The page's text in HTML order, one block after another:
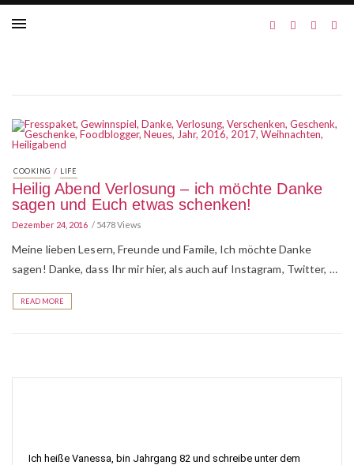
COOKING / LIFE
Heilig Abend Verlosung – ich möchte Danke
sagen und Euch etwas schenken!
Dezember 24, 2016 5478 Views
Meine lieben Lesern, Freunde und Famile, Ich möchte Danke
sagen! Danke, dass Ihr mir hier, als auch auf Instagram, Twitter, …
READ MORE
Ich heiße Vanessa, bin Jahrgang 82 und schreibe unter dem